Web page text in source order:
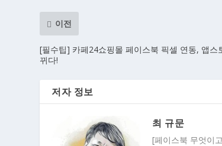
이전
[필수팁] 카페24쇼핑몰 페이스북 픽셀 연동, 앱스
뀌다!
저자 정보
최 규문
[페이스북 무엇이